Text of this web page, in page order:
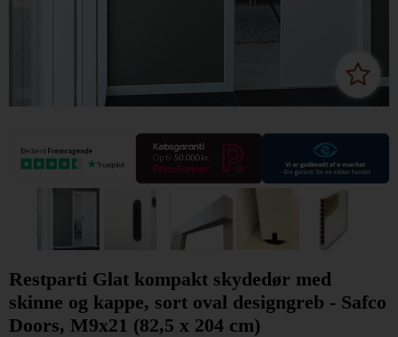
Restparti Glat kompakt skydedør med
skinne og kappe, sort oval designgreb - Safco
Doors, M9x21 (82,5 x 204 cm)